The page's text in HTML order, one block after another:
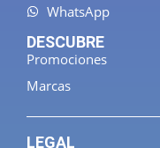
WhatsApp
DESCUBRE
Promociones
Marcas
LEGAL